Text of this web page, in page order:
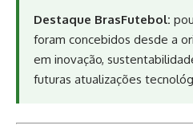
Destaque BrasFutebol:
foram concebidos desde a
em inovação,
futuras atualizações